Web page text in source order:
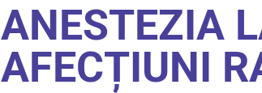
ANESTEZIA
AFECȚIUNI